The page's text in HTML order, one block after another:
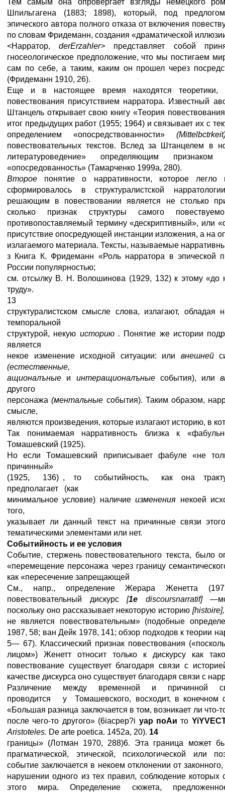
Тем самым она опровергает взгляды немецкого
Шпильгагена (1883; 1898), который, под
эпического автора полного отказа от включения
по словам Фридеманн, создания «драматической
<Нарратор,derErzahler> представляет собой
гносеологическое предположение, что мы постигаем
сам по себе, а таким, каким он прошел через
(Фридеманн 1910, 26).
Еще и в настоящее время находятся теоретики,
повествования присутствием нарратора. Известный
Штанцель открывает свою книгу «Теория
итог предыдущих работ (1955; 1964) и связывает их с
определением «опосредствованности»(Mittelbctrkeit
повествовательных текстов. Вслед за Штанцелем в
литературоведение» определяющим признаком
«опосредованность» (Тамарченко 1999а, 280).
Второе понятие о нарративности, которое
сформировалось в структуралистской
решающим в повествовании является не столько
сколько признак структуры самого
противопоставляемый термину «дескриптивный», или
присутствие опосредующей инстанции изложения, а на
излагаемого материала. Тексты, называемые
з Книга К. Фридеманн «Роль нарратора в эпической
России популярностью;
см. отсылку В. Н. Волошинова (1929, 132) к этому «до
труду».
13
структуралистском смысле слова, излагают,
темпоральной
структурой, некую историю . Понятие же истории
является
некое изменение исходной ситуации: или внешней
(естественные,
ащионалъные и интеращионалъные события), или
другого
персонажа(ментальные события). Таким образом,
смысле,
являются произведения, которые излагают историю, в
Так понимаемая нарративность близка к
Томашевский (1925).
Но если Томашевский приписывает фабуле «не
причинный»
(1925, 136) , то событийность, как она
предполагает (как
минимальное условие) наличиеизменения некоей
того,
указывает ли данный текст на причинные связи
тематическими элементами или нет.
Событийность и ее условия
Событие, стержень повествовательного текста,
«перемещение персонажа через границу
как «пересечение запрещающей
См., напр., определение Жерара Женетта
повествовательный дискурс [1е discoursnarratif] —
поскольку оно рассказывает некоторую историю [histoire
не является повествовательным» (подобные
1987, 58; ван Дейк 1978, 141; обзор подходов к теории
5— 67). Классический признак повествования
лицом») Женетт относит только к дискурсу как
повествование существует благодаря связи с
качестве дискурса оно существует благодаря связи с
Различение между временной и причинной
проводится у Томашевского, восходит, в конечном
«Большая разница заключается в том, возникает ли что-
после чего-то другого» (6iacpep?i yap поАи то
Aristoteles. De arte poetica. 1452a, 20). 14
границы» (Лотман 1970, 288)6. Эта граница может
прагматической, этической, психологической или
событие заключается в некоем отклонении от
нарушении одного из тех правил, соблюдение которых
этого мира. Определение сюжета,